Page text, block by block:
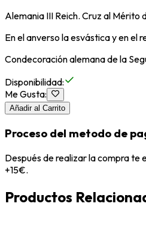
Alemania III Reich. Cruz al Mérito
En el anverso la esvástica y en el
Condecoración alemana de la
Disponibilidad:
Me Gusta:
Añadir al Carrito
Proceso del metodo de
Después de realizar la compra te
+15€.
Productos